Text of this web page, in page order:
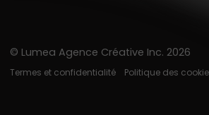
© Lumea Agence Créative Inc. 2026
Termes et confidentialité Politique des